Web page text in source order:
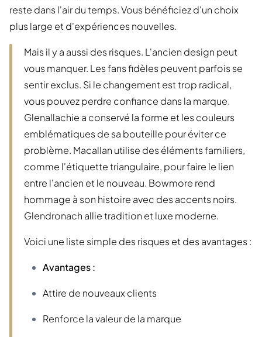
reste dans l'air du temps. Vous bénéficiez d'un choix
plus large et d'expériences nouvelles.
Mais il y a aussi des risques. L'ancien design peut
vous manquer. Les fans fidèles peuvent parfois se
sentir exclus. Si le changement est trop radical,
vous pouvez perdre confiance dans la marque.
Glenallachie a conservé la forme et les couleurs
emblématiques de sa bouteille pour éviter ce
problème. Macallan utilise des éléments familiers,
comme l'étiquette triangulaire, pour faire le lien
entre l'ancien et le nouveau. Bowmore rend
hommage à son histoire avec des accents noirs.
Glendronach allie tradition et luxe moderne.
Voici une liste simple des risques et des avantages :
Avantages :
Attire de nouveaux clients
Renforce la valeur de la marque